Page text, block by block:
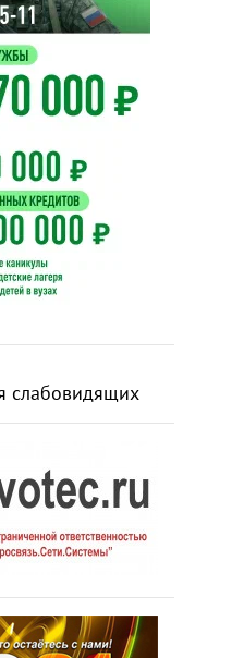
слабовидящих